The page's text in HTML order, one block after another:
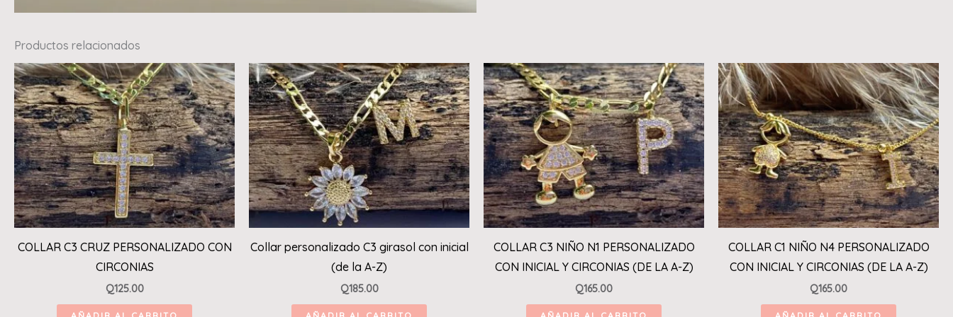
Productos relacionados
COLLAR C3 CRUZ PERSONALIZADO CON
CIRCONIAS
Q125.00
Collar personalizado C3 girasol con inicial
(de la A-Z)
Q185.00
COLLAR C3 NIÑO N1 PERSONALIZADO
CON INICIAL Y CIRCONIAS (DE LA A-Z)
Q165.00
COLLAR C1 NIÑO N4 PERSONALIZADO
CON INICIAL Y CIRCONIAS (DE LA A-Z)
Q165.00